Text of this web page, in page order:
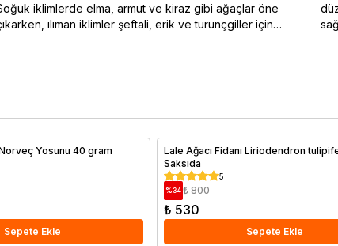
iklimlerde elma, armut ve kiraz gibi ağaçlar öne
ılıman iklimler şeftali, erik ve turunçgiller için
ve sağlıklı meyve hasadı elde edebilirsiniz.
Yosunu 40 gram
Sepete Ekle
Lale Ağacı Fidanı Liriodendron
Saksıda
5
%34 ₺ 800
₺ 530
Sepete Ekle